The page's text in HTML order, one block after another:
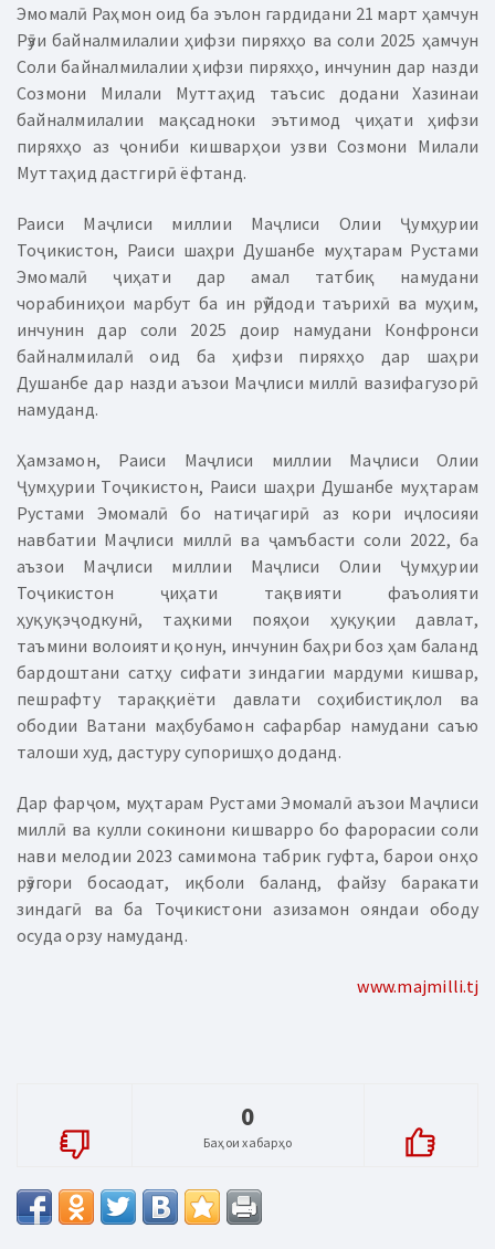
Эмомалӣ Раҳмон оид ба эълон гардидани 21 март ҳамчун
Рӯзи байналмилалии ҳифзи пиряхҳо ва соли 2025 ҳамчун
Соли байналмилалии ҳифзи пиряхҳо, инчунин дар назди
Созмони Милали Муттаҳид таъсис додани Хазинаи
байналмилалии мақсадноки эътимод ҷиҳати ҳифзи
пиряхҳо аз ҷониби кишварҳои узви Созмони Милали
Муттаҳид дастгирӣ ёфтанд.
Раиси Маҷлиси миллии Маҷлиси Олии Ҷумҳурии
Тоҷикистон, Раиси шаҳри Душанбе муҳтарам Рустами
Эмомалӣ ҷиҳати дар амал татбиқ намудани
чорабиниҳои марбут ба ин рӯйдоди таърихӣ ва муҳим,
инчунин дар соли 2025 доир намудани Конфронси
байналмилалӣ оид ба ҳифзи пиряхҳо дар шаҳри
Душанбе дар назди аъзои Маҷлиси миллӣ вазифагузорӣ
намуданд.
Ҳамзамон, Раиси Маҷлиси миллии Маҷлиси Олии
Ҷумҳурии Тоҷикистон, Раиси шаҳри Душанбе муҳтарам
Рустами Эмомалӣ бо натиҷагирӣ аз кори иҷлосияи
навбатии Маҷлиси миллӣ ва ҷамъбасти соли 2022, ба
аъзои Маҷлиси миллии Маҷлиси Олии Ҷумҳурии
Тоҷикистон ҷиҳати тақвияти фаъолияти
ҳуқуқэҷодкунӣ, таҳкими пояҳои ҳуқуқии давлат,
таъмини волоияти қонун, инчунин баҳри боз ҳам баланд
бардоштани сатҳу сифати зиндагии мардуми кишвар,
пешрафту тараққиёти давлати соҳибистиқлол ва
ободии Ватани маҳбубамон сафарбар намудани саъю
талоши худ, дастуру супоришҳо доданд.
Дар фарҷом, муҳтарам Рустами Эмомалӣ аъзои Маҷлиси
миллӣ ва кулли сокинони кишварро бо фарорасии соли
нави мелодии 2023 самимона табрик гуфта, барои онҳо
рӯзгори босаодат, иқболи баланд, файзу баракати
зиндагӣ ва ба Тоҷикистони азизамон ояндаи ободу
осуда орзу намуданд.
www.majmilli.tj
0
Баҳои хабарҳо